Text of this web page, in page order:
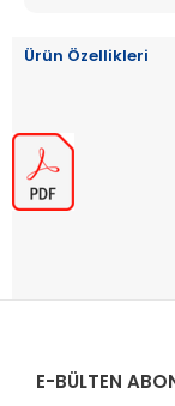
Ürün Özellikleri
E-BÜLTEN